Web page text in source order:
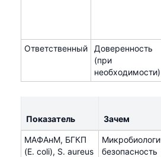
Ответственный
Доверенность
(при
необходимости)
Показатель Зачем
МАФАнМ, БГКП
(E. coli), S. aureus
безопасность